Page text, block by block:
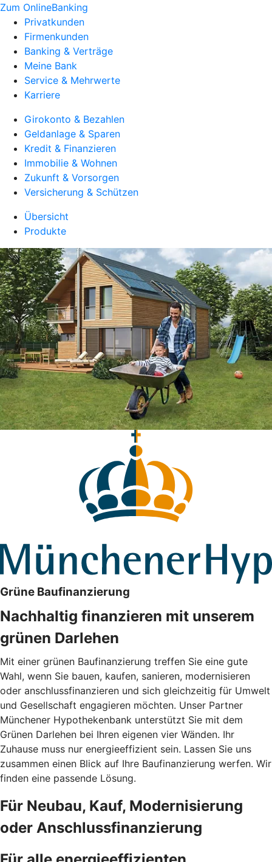
Zum OnlineBanking
Privatkunden
Firmenkunden
Banking & Verträge
Meine Bank
Service & Mehrwerte
Karriere
Girokonto & Bezahlen
Geldanlage & Sparen
Kredit & Finanzieren
Immobilie & Wohnen
Zukunft & Vorsorgen
Versicherung & Schützen
Übersicht
Produkte
Grüne Baufinanzierung
Nachhaltig finanzieren mit unserem
grünen Darlehen
Mit einer grünen Baufinanzierung treffen Sie eine gute
Wahl, wenn Sie bauen, kaufen, sanieren, modernisieren
oder anschlussfinanzieren und sich gleichzeitig für Umwelt
und Gesellschaft engagieren möchten. Unser Partner
Münchener Hypothekenbank unterstützt Sie mit dem
Grünen Darlehen bei Ihren eigenen vier Wänden. Ihr
Zuhause muss nur energieeffizient sein. Lassen Sie uns
zusammen einen Blick auf Ihre Baufinanzierung werfen. Wir
finden eine passende Lösung.
Für Neubau, Kauf, Modernisierung
oder Anschlussfinanzierung